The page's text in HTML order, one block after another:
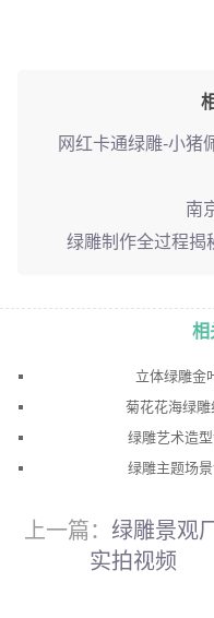
网红卡通绿雕-小猪
南
绿雕制作全过程揭
相
立体绿雕金
菊花花海绿
绿雕艺术造
绿雕主题场
上一篇： 绿雕景观
实拍视频